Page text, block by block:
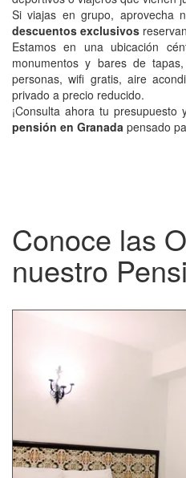
Si viajas en grupo, aprovecha
descuentos exclusivos
Estamos en una ubicación
monumentos y bares de
personas, wifi gratis, aire
privado a precio reducido.
¡Consulta ahora tu
pensión en Granada pensado
Conoce las
nuestro